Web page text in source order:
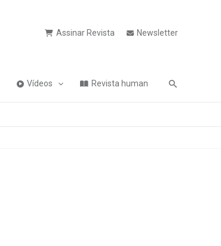
Assinar Revista Newsletter
Vídeos Revista human Pesquisa